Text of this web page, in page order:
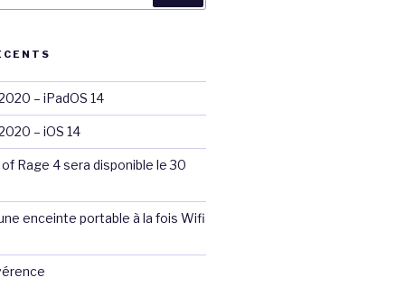
– iPadOS 14
– iOS 14
Rage 4 sera disponible le 30
enceinte portable à la fois Wifi